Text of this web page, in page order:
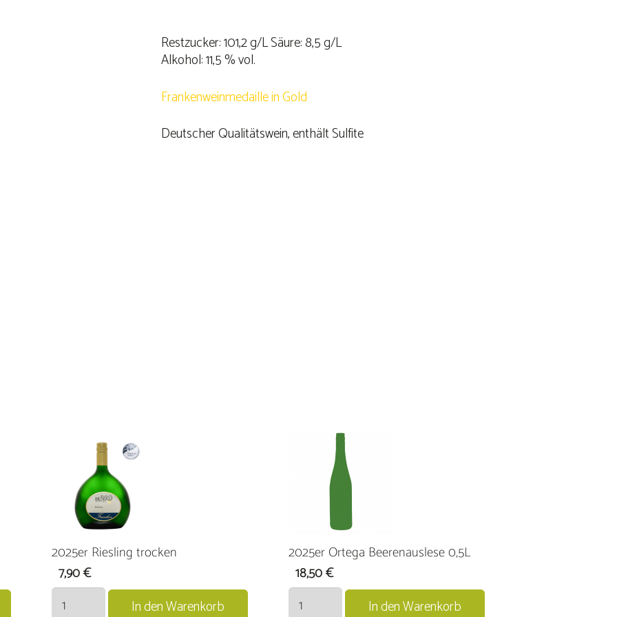
Restzucker: 101,2 g/L Säure: 8,5 g/L
Alkohol: 11,5 % vol.
Frankenweinmedaille in Gold
Deutscher Qualitätswein, enthält Sulfite
2025er Riesling trocken
7,90€
2025er
Riesling
In den Warenkorb
2025er Ortega Beerenauslese 0,5L
18,50€
2025er
Ortega
In den Warenkorb